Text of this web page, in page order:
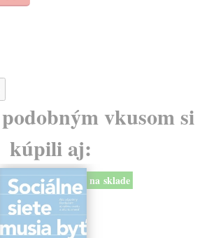
vkusom si
kúpili aj:
na sklade